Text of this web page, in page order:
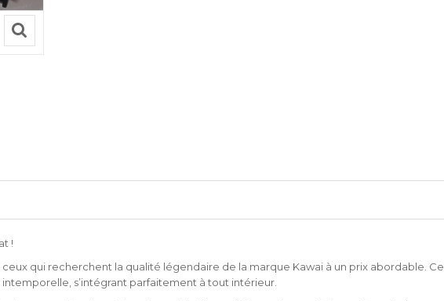
!
qui recherchent la qualité légendaire de la marque Kawai à un prix abordable. Ce
s’intégrant parfaitement à tout intérieur.